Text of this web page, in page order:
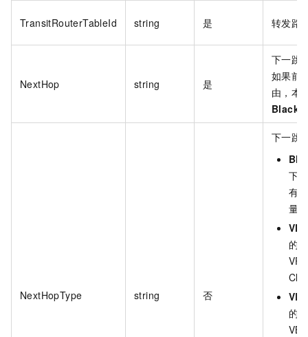
TransitRouterTableId string 是 转发路
NextHop string 是
下一跳
如果前
由，本
NextHopType string 否
下一跳
下
有
量
的
的